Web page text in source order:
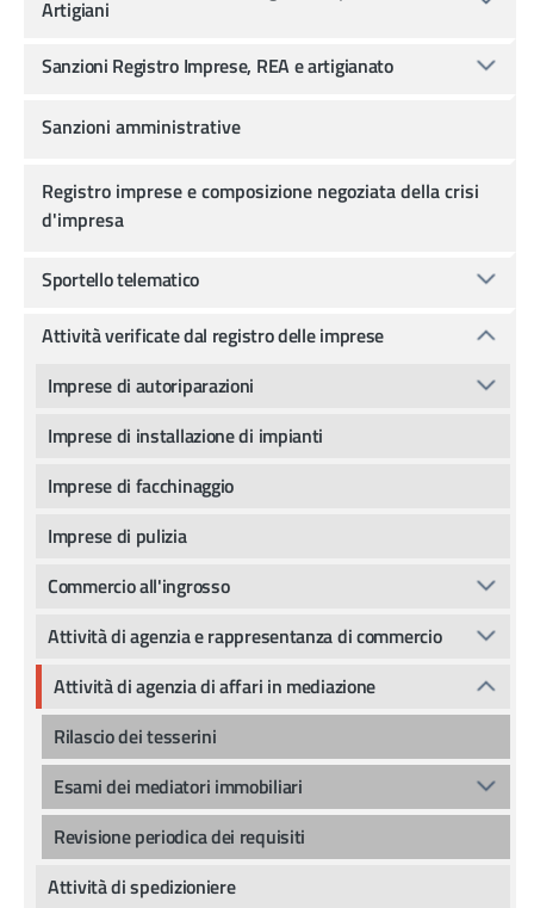
Artigiani
Sanzioni Registro Imprese, REA e artigianato
Sanzioni amministrative
Registro imprese e composizione negoziata della crisi
d'impresa
Sportello telematico
Attività verificate dal registro delle imprese
Imprese di autoriparazioni
Imprese di installazione di impianti
Imprese di facchinaggio
Imprese di pulizia
Commercio all'ingrosso
Attività di agenzia e rappresentanza di commercio
Attività di agenzia di affari in mediazione
Rilascio dei tesserini
Esami dei mediatori immobiliari
Revisione periodica dei requisiti
Attività di spedizioniere